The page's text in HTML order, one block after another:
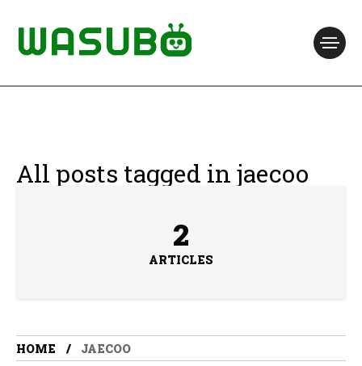
All posts tagged in jaecoo
2
ARTICLES
HOME JAECOO